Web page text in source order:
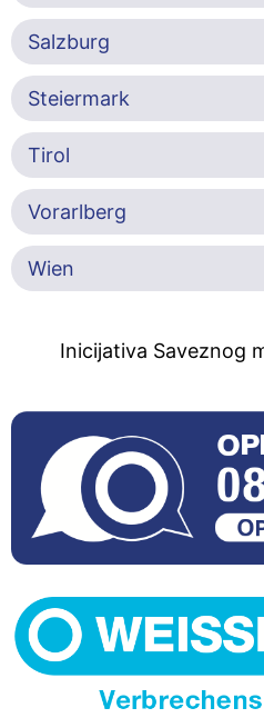
Salzburg
Steiermark
Tirol
Vorarlberg
Wien
Inicijativa Saveznog